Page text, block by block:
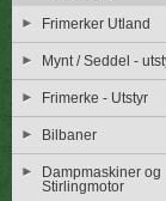
Frimerker Utland
Mynt / Seddel -
Frimerke - Utstyr
Bilbaner
Dampmaskiner og
Stirlingmotor